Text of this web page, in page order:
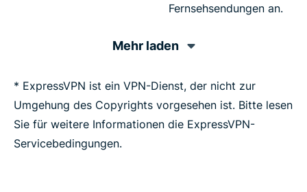
Fernsehsendungen an.
Mehr laden
* ExpressVPN ist ein VPN-Dienst, der nicht zur
Umgehung des Copyrights vorgesehen ist. Bitte lesen
Sie für weitere Informationen die ExpressVPN-
Servicebedingungen.